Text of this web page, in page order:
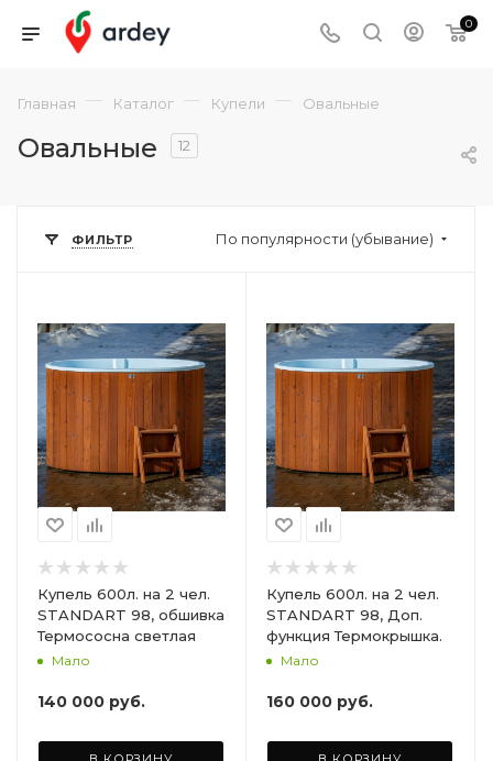
0
Главная — Каталог — Купели — Овальные
Овальные 12
ФИЛЬТР По популярности (убывание)
Купель 600л. на 2 чел.
STANDART 98, обшивка
Термососна светлая
Мало
140 000 руб.
Купель 600л. на 2 чел.
STANDART 98, Доп.
функция Термокрышка.
Мало
160 000 руб.